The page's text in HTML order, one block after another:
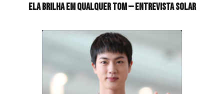
Ela brilha em qualquer tom — Entrevista Solar